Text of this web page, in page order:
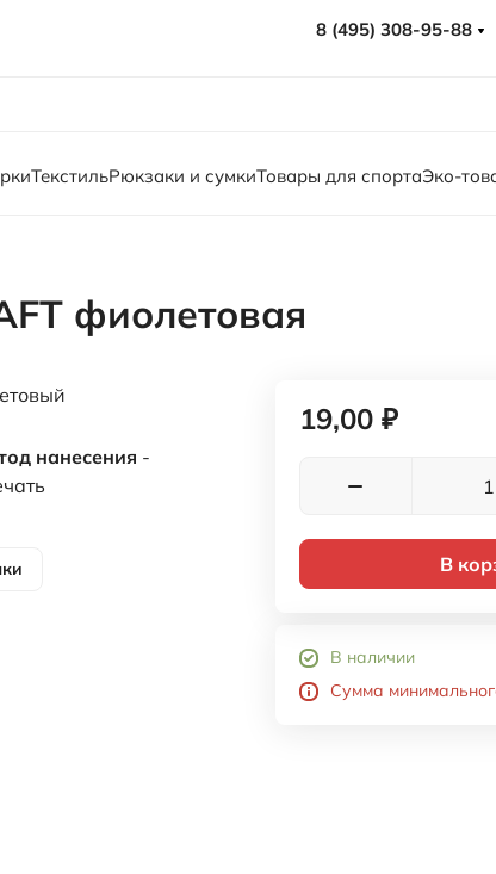
8 (495) 308-95-88
ТекстильРюкзаки и сумкиТовары для спортаЭко-
фиолетовая
нанесения -
19,00 ₽
В
В наличии
Сумма